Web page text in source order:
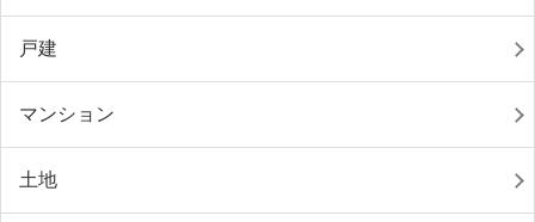
戸建
マンション
土地